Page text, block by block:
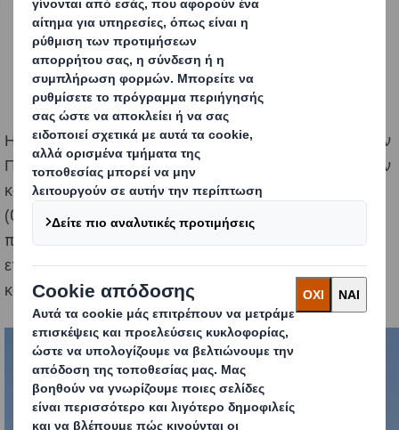
Η φετινή έκθεσηAGROEXPO 2021που διήρκησε από την
Παρασκευή 17/09/21 έως και την Κυριακή 19/09/21, αν
και βρισκόταν σε πιο μικρό κύκλο λόγω της πανδημίας
(COVID-19), κατάφερε να έχει σημαντική συμμετοχή
παραγωγών που παρευρέθηκαν είτε ως εκθέτες είτε ως
επισκέπτες επιδιώκοντας σαφώς, τη συνεχή βελτίωση
και ανάπτυξη των δραστηριοτήτων τους.